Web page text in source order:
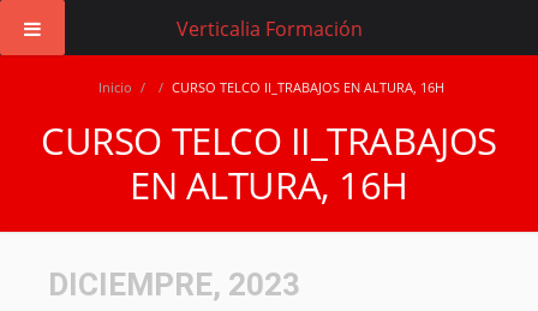
Inicio / / CURSO TELCO II_TRABAJOS EN ALTURA, 16H
CURSO TELCO II_TRABAJOS
EN ALTURA, 16H
DICIEMPRE, 2023
Verticalia Formación